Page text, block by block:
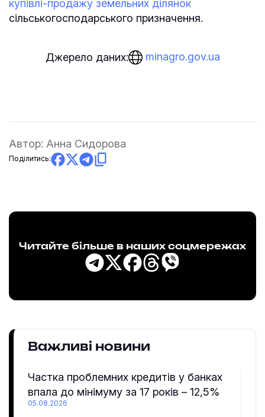
купівлі-продажу земельних ділянок
сільськогосподарського призначення.
Джерело даних: minagro.gov.ua
Автор: Анна Сидорова
Поділитись:
Читайте більше в наших соцмережах
Важливі новини
Частка проблемних кредитів у банках
впала до мінімуму за 17 років – 12,5%
05.08.2026